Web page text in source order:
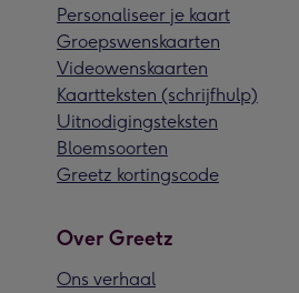
Personaliseer je kaart
Groepswenskaarten
Videowenskaarten
Kaartteksten (schrijfhulp)
Uitnodigingsteksten
Bloemsoorten
Greetz kortingscode
Over Greetz
Ons verhaal